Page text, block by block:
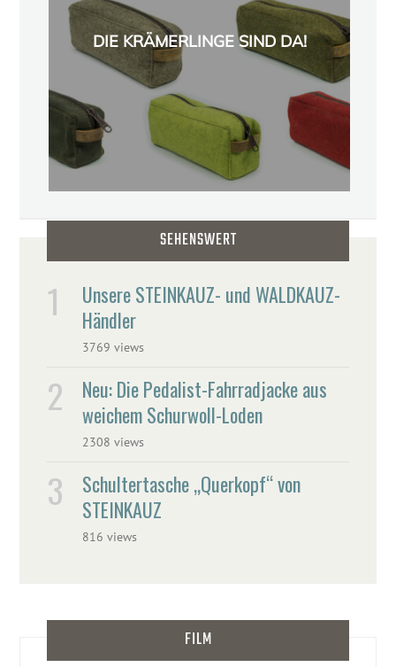
DIE KRÄMERLINGE SIND DA!
SEHENSWERT
Unsere STEINKAUZ- und WALDKAUZ-
Händler
3769 views
Neu: Die Pedalist-Fahrradjacke aus
weichem Schurwoll-Loden
2308 views
Schultertasche „Querkopf“ von
STEINKAUZ
816 views
FILM